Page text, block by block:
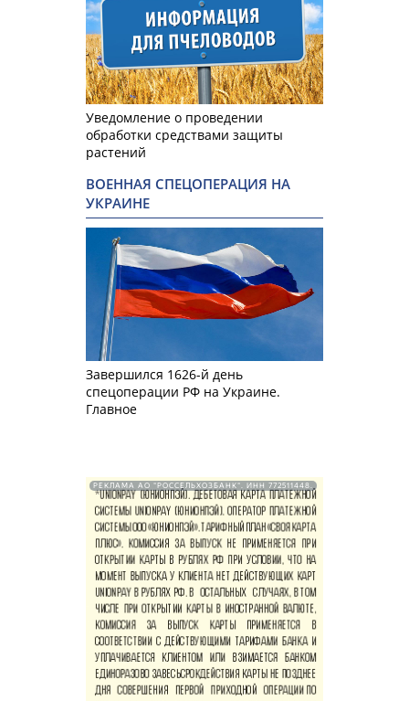
Уведомление о проведении
обработки средствами защиты
растений
ВОЕННАЯ СПЕЦОПЕРАЦИЯ НА
УКРАИНЕ
Завершился 1626-й день
спецоперации РФ на Украине.
Главное
РЕКЛАМА АО "РОССЕЛЬХОЗБАНК". ИНН 772511448.